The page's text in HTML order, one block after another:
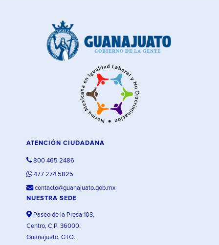
ATENCIÓN CIUDADANA
800 465 2486
477 274 5825
contacto@guanajuato.gob.mx
NUESTRA SEDE
Paseo de la Presa 103,
Centro, C.P. 36000,
Guanajuato, GTO.